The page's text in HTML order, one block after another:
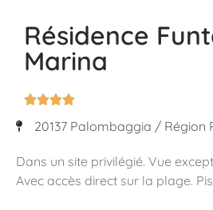
Résidence
Marina

20137 Palombaggia / Région
Dans un site privilégié. Vue
Avec accès direct sur la plage.